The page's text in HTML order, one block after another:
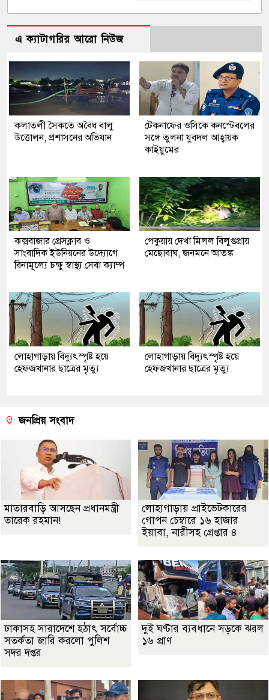
এ ক্যাটাগরির আরো নিউজ
কলাতলী সৈকতে অবৈধ বালু
উত্তোলন, প্রশাসনের অভিযান
টেকনাফের ওসিকে কনস্টেবলের
সঙ্গে তুলনা যুবদল আহ্বায়ক
কাইয়ুমের
কক্সবাজার প্রেসক্লাব ও
সাংবাদিক ইউনিয়নের উদ্যোগে
বিনামূল্যে চক্ষু স্বাস্থ্য সেবা ক্যাম্প
পেকুয়ায় দেখা মিলল বিলুপ্তপ্রায়
মেছোবাঘ, জনমনে আতঙ্ক
লোহাগাড়ায় বিদ্যুৎস্পৃষ্ট হয়ে
হেফজখানার ছাত্রের মৃত্যু
লোহাগাড়ায় বিদ্যুৎস্পৃষ্ট হয়ে
হেফজখানার ছাত্রের মৃত্যু
জনপ্রিয় সংবাদ
মাতারবাড়ি আসছেন প্রধানমন্ত্রী
তারেক রহমান!
লোহাগাড়ায় প্রাইভেটকারের
গোপন চেম্বারে ১৬ হাজার
ইয়াবা, নারীসহ গ্রেপ্তার ৪
ঢাকাসহ সারাদেশে হঠাৎ সর্বোচ্চ
সতর্কতা জা‌রি করলো পুলিশ
সদর দপ্তর
দুই ঘণ্টার ব্যবধানে সড়কে ঝরল
১৬ প্রাণ